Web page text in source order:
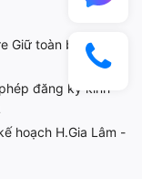
Giữ toàn bộ bản
đăng ký kinh
hoạch H.Gia Lâm -